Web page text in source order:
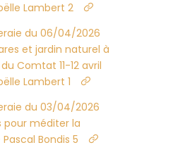
Lambert 2
du 06/04/2026
et jardin naturel à
Comtat 11-12 avril
Lambert 1
du 03/04/2026
pour méditer la
Bondis 5